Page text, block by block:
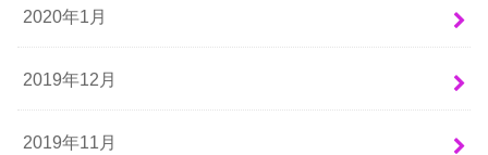
2020年1月
2019年12月
2019年11月